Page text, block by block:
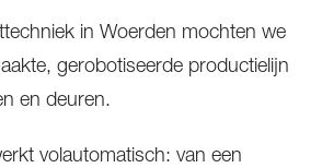
in Woerden mochten we
gerobotiseerde productielijn
en deuren.
volautomatisch: van een